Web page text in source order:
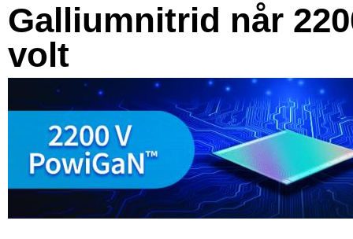
Galliumnitrid når
volt